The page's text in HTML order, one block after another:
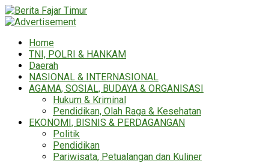
Home
TNI, POLRI & HANKAM
Daerah
NASIONAL & INTERNASIONAL
AGAMA, SOSIAL, BUDAYA & ORGANISASI
Hukum & Kriminal
Pendidikan, Olah Raga & Kesehatan
EKONOMI, BISNIS & PERDAGANGAN
Politik
Pendidikan
Pariwisata, Petualangan dan Kuliner